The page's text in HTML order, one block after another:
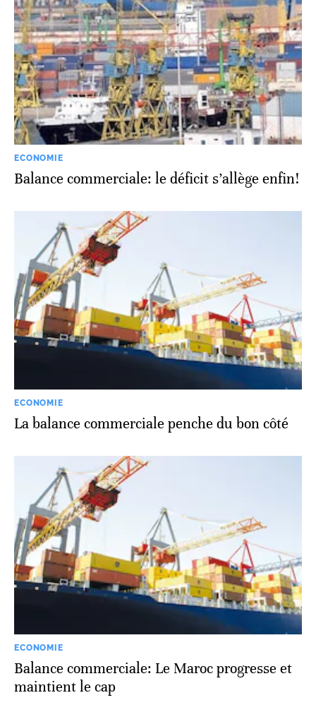
ECONOMIE
Balance commerciale: le déficit s’allège enfin!
ECONOMIE
La balance commerciale penche du bon côté
ECONOMIE
Balance commerciale: Le Maroc progresse et
maintient le cap